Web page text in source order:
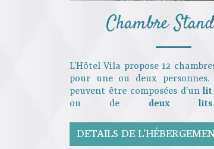
Chambre
L’Hôtel Vila propose 12
pour une ou deux personnes.
peuvent être composées d’unlit
ou de deux
DETAILS DE